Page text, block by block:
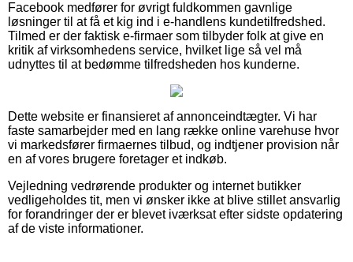
Facebook medfører for øvrigt fuldkommen gavnlige
løsninger til at få et kig ind i e-handlens kundetilfredshed.
Tilmed er der faktisk e-firmaer som tilbyder folk at give en
kritik af virksomhedens service, hvilket lige så vel må
udnyttes til at bedømme tilfredsheden hos kunderne.
Dette website er finansieret af annonceindtægter. Vi har
faste samarbejder med en lang række online varehuse hvor
vi markedsfører firmaernes tilbud, og indtjener provision når
en af vores brugere foretager et indkøb.
Vejledning vedrørende produkter og internet butikker
vedligeholdes tit, men vi ønsker ikke at blive stillet ansvarlig
for forandringer der er blevet iværksat efter sidste opdatering
af de viste informationer.